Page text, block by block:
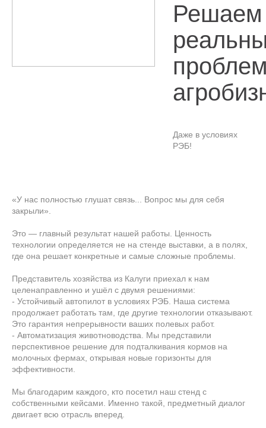
Решаем
Даже в условиях
РЭБ!
«У нас полностью глушат связь... Вопрос мы для себя
закрыли».
Это — главный результат нашей работы. Ценность
технологии определяется не на стенде выставки, а в полях,
где она решает конкретные и самые сложные проблемы.
Представитель хозяйства из Калуги приехал к нам
целенаправленно и ушёл с двумя решениями:
- Устойчивый автопилот в условиях РЭБ. Наша система
продолжает работать там, где другие технологии отказывают.
Это гарантия непрерывности ваших полевых работ.
- Автоматизация животноводства. Мы представили
перспективное решение для подталкивания кормов на
молочных фермах, открывая новые горизонты для
эффективности.
Мы благодарим каждого, кто посетил наш стенд с
собственными кейсами. Именно такой, предметный диалог
двигает всю отрасль вперед.